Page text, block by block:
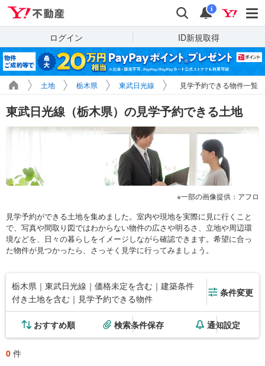
検索 通知
i
ログイン ID新規取得
土地 栃木県 東武日光線 見学予約できる物件一覧
東武日光線（栃木県）の見学予約できる土地
一部の画像提供：アフロ
見学予約ができる土地を集めました。室内や現地を実際に見に行くこと
で、写真や間取り図ではわからない物件の広さや明るさ、立地や周辺環
境などを、日々の暮らしをイメージしながら確認できます。希望に合っ
た物件が見つかったら、さっそく見学に行ってみましょう。
栃木県｜東武日光線｜価格未定を含む｜建築条件
付き土地を含む｜見学予約できる物件
条件変更
おすすめ順 検索条件保存 通知設定
0 件